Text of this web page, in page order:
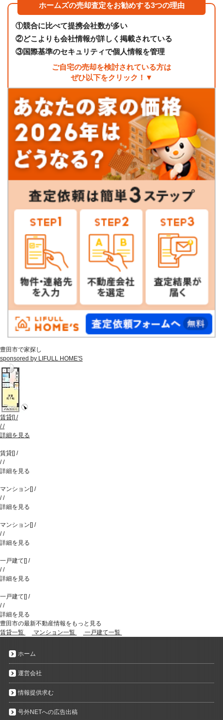
ホームズの売却査定をお勧めする3つの理由
①競合に比べて提携会社数が多い
②どこよりも会社情報が詳しく掲載されている
③国際基準のセキュリティで個人情報を管理
ご自宅の売却を検討されている方は
ぜひ以下をクリック！▼
豊田市で家探し
sponsored by LIFULL HOME'S
賃貸[] /
//
詳細を見る
賃貸[] /
//
詳細を見る
マンション[] /
//
詳細を見る
マンション[] /
//
詳細を見る
一戸建て[] /
//
詳細を見る
一戸建て[] /
//
詳細を見る
豊田市の最新不動産情報をもっと見る
賃貸一覧
マンション一覧 一戸建て一覧
ホーム
運営会社
情報提供求む
号外NETへの広告出稿